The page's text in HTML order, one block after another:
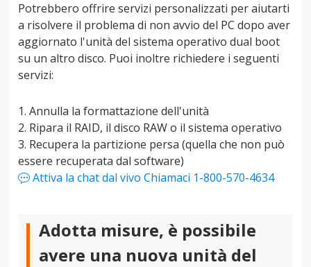
Potrebbero offrire servizi personalizzati per aiutarti
a risolvere il problema di non avvio del PC dopo aver
aggiornato l'unità del sistema operativo dual boot
su un altro disco. Puoi inoltre richiedere i seguenti
servizi:
1. Annulla la formattazione dell'unità
2. Ripara il RAID, il disco RAW o il sistema operativo
3. Recupera la partizione persa (quella che non può
essere recuperata dal software)
 Attiva la chat dal vivo Chiamaci 1-800-570-4634
Adotta misure, è possibile
avere una nuova unità del